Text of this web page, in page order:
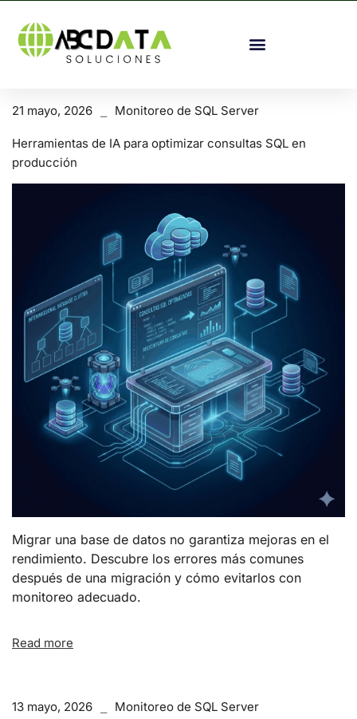
21 mayo, 2026 Monitoreo de SQL Server
Herramientas de IA para optimizar consultas SQL en
producción
Migrar una base de datos no garantiza mejoras en el
rendimiento. Descubre los errores más comunes
después de una migración y cómo evitarlos con
monitoreo adecuado.
Read more
13 mayo, 2026 Monitoreo de SQL Server